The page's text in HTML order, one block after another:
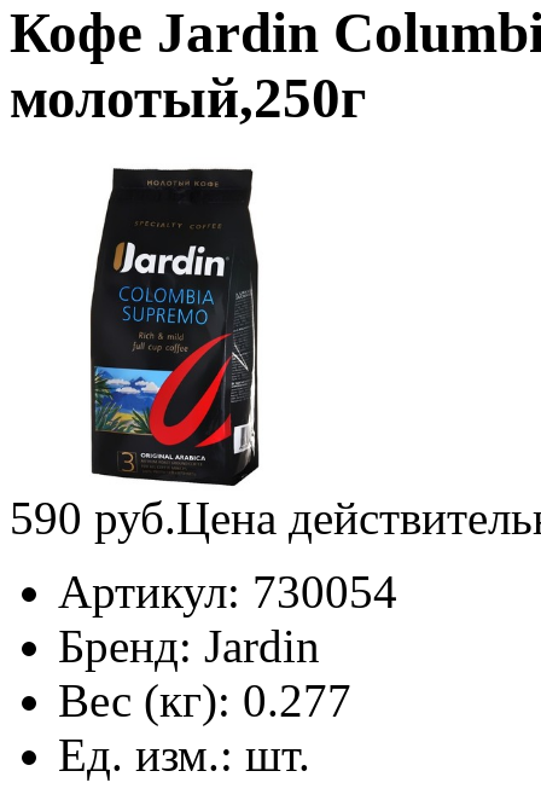
Кофе Jardin
молотый,250г
590 руб.Цена
Артикул: 730054
Бренд: Jardin
Вес (кг): 0.277
Ед. изм.: шт.